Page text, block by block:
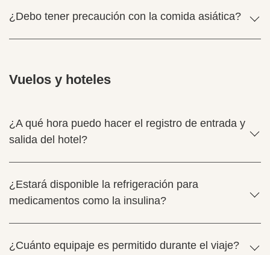
¿Debo tener precaución con la comida asiática?
Vuelos y hoteles
¿A qué hora puedo hacer el registro de entrada y
salida del hotel?
¿Estará disponible la refrigeración para
medicamentos como la insulina?
¿Cuánto equipaje es permitido durante el viaje?